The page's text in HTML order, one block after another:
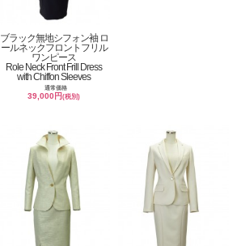
ブラック無地シフォン袖 ロ
ールネックフロントフリル
ワンピース
Role Neck Front Frill Dress
with Chiffon Sleeves
通常価格
39,000円(税別)